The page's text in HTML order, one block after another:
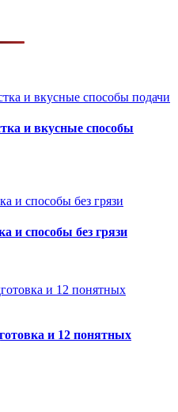
и вкусные способы
и способы без грязи
и 12 понятных